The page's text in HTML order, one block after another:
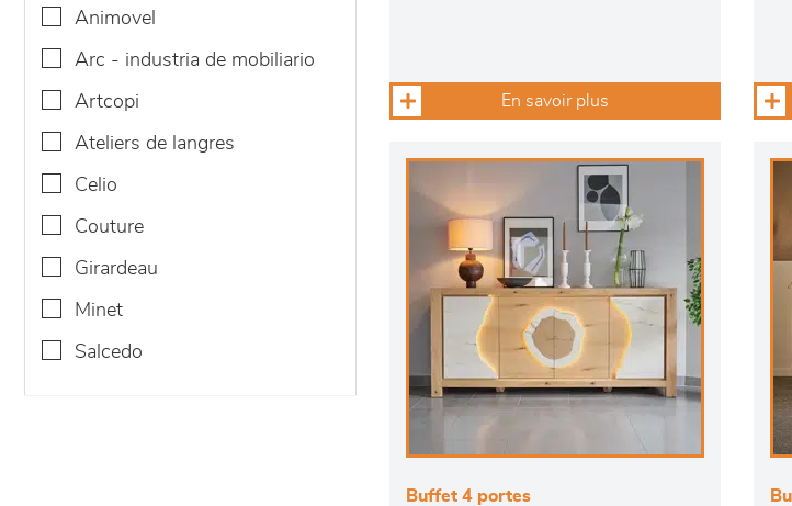
animovel
arc - industria de mobiliario
artcopi
ateliers de langres
celio
couture
girardeau
minet
salcedo
En savoir plus
Buffet 4 portes